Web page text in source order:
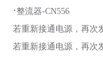
·整流器-CN556
若重新接通电源，再次
若重新接通电源，再次